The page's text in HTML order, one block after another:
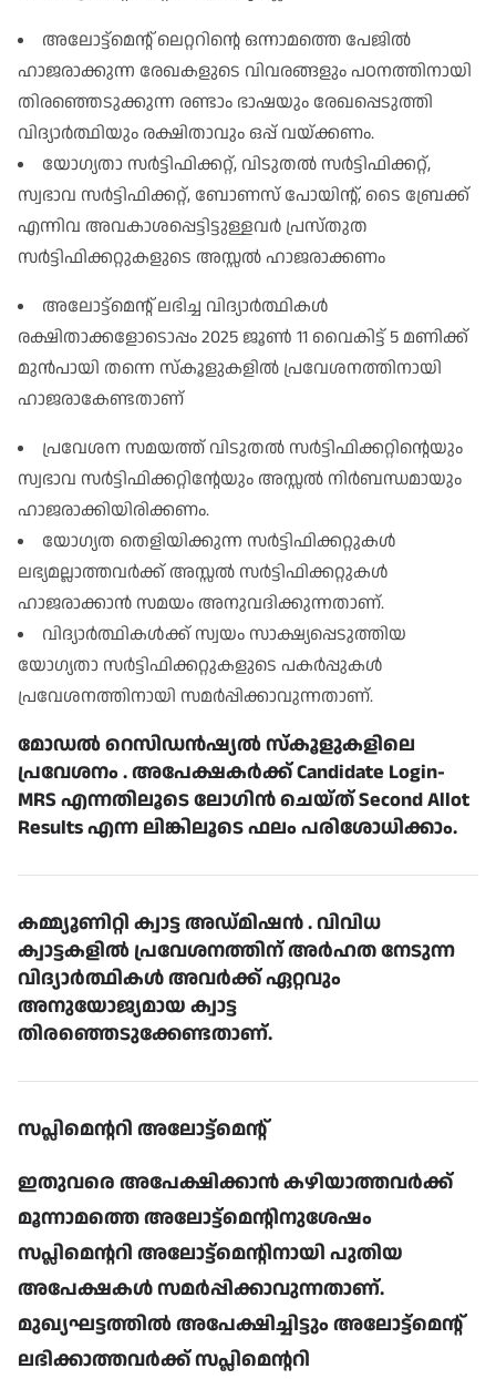
അലോട്ട്മെൻ്റ് ലെറ്ററിൻ്റെ ഒന്നാമത്തെ പേജിൽ
ഹാജരാക്കുന്ന രേഖകളുടെ വിവരങ്ങളും പഠനത്തിനായി
തിരഞ്ഞെടുക്കുന്ന രണ്ടാം ഭാഷയും രേഖപ്പെടുത്തി
വിദ്യാർത്ഥിയും രക്ഷിതാവും ഒപ്പ് വയ്ക്കണം.
യോഗ്യതാ സർട്ടിഫിക്കറ്റ്, വിടുതൽ സർട്ടിഫിക്കറ്റ്,
സ്വഭാവ സർട്ടിഫിക്കറ്റ്, ബോണസ് പോയിൻ്റ്, ടൈ ബ്രേക്ക്
എന്നിവ അവകാശപ്പെട്ടിട്ടുള്ളവർ പ്രസ്തുത
സർട്ടിഫിക്കറ്റുകളുടെ അസ്സൽ ഹാജരാക്കണം
അലോട്ട്മെൻ്റ് ലഭിച്ച വിദ്യാർത്ഥികൾ
രക്ഷിതാക്കളോടൊപ്പം 2025 ജൂൺ 11 വൈകിട്ട് 5 മണിക്ക്
മുൻപായി തന്നെ സ്കൂളുകളിൽ പ്രവേശനത്തിനായി
ഹാജരാകേണ്ടതാണ്
പ്രവേശന സമയത്ത് വിടുതൽ സർട്ടിഫിക്കറ്റിന്റെയും
സ്വഭാവ സർട്ടിഫിക്കറ്റിന്റേയും അസ്സൽ നിർബന്ധമായും
ഹാജരാക്കിയിരിക്കണം.
യോഗ്യത തെളിയിക്കുന്ന സർട്ടിഫിക്കറ്റുകൾ
ലഭ്യമല്ലാത്തവർക്ക് അസ്സൽ സർട്ടിഫിക്കറ്റുകൾ
ഹാജരാക്കാൻ സമയം അനുവദിക്കുന്നതാണ്.
വിദ്യാർത്ഥികൾക്ക് സ്വയം സാക്ഷ്യപ്പെടുത്തിയ
യോഗ്യതാ സർട്ടിഫിക്കറ്റുകളുടെ പകർപ്പുകൾ
പ്രവേശനത്തിനായി സമർപ്പിക്കാവുന്നതാണ്.
മോഡൽ റെസിഡൻഷ്യൽ സ്കൂളുകളിലെ
പ്രവേശനം.അപേക്ഷകർക്ക് Candidate Login-
MRS എന്നതിലൂടെ ലോഗിൻ ചെയ്ത് Second Allot
Results എന്ന ലിങ്കിലൂടെ ഫലം പരിശോധിക്കാം.
കമ്മ്യൂണിറ്റി ക്വാട്ട അഡ്മിഷൻ.വിവിധ
ക്വാട്ടകളിൽ പ്രവേശനത്തിന് അർഹത നേടുന്ന
വിദ്യാർത്ഥികൾ അവർക്ക് ഏറ്റവും
അനുയോജ്യമായ ക്വാട്ട
തിരഞ്ഞെടുക്കേണ്ടതാണ്.
സപ്ലിമെൻ്ററി അലോട്ട്മെൻ്റ്
ഇതുവരെ അപേക്ഷിക്കാൻ കഴിയാത്തവർക്ക്
മൂന്നാമത്തെ അലോട്ട്മെൻ്റിനുശേഷം
സപ്ലിമെൻ്ററി അലോട്ട്മെൻ്റിനായി പുതിയ
അപേക്ഷകൾ സമർപ്പിക്കാവുന്നതാണ്.
മുഖ്യഘട്ടത്തിൽ അപേക്ഷിച്ചിട്ടും അലോട്ട്മെൻ്റ്
ലഭിക്കാത്തവർക്ക് സപ്ലിമെൻ്ററി